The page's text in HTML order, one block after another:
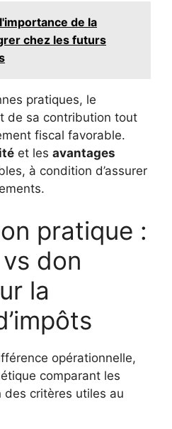
de la
chez les futurs
pratiques, le
de sa contribution tout
fiscal favorable.
et les avantages
à condition d’assurer
pratique :
don
la
opérationnelle,
comparant les
des critères utiles au